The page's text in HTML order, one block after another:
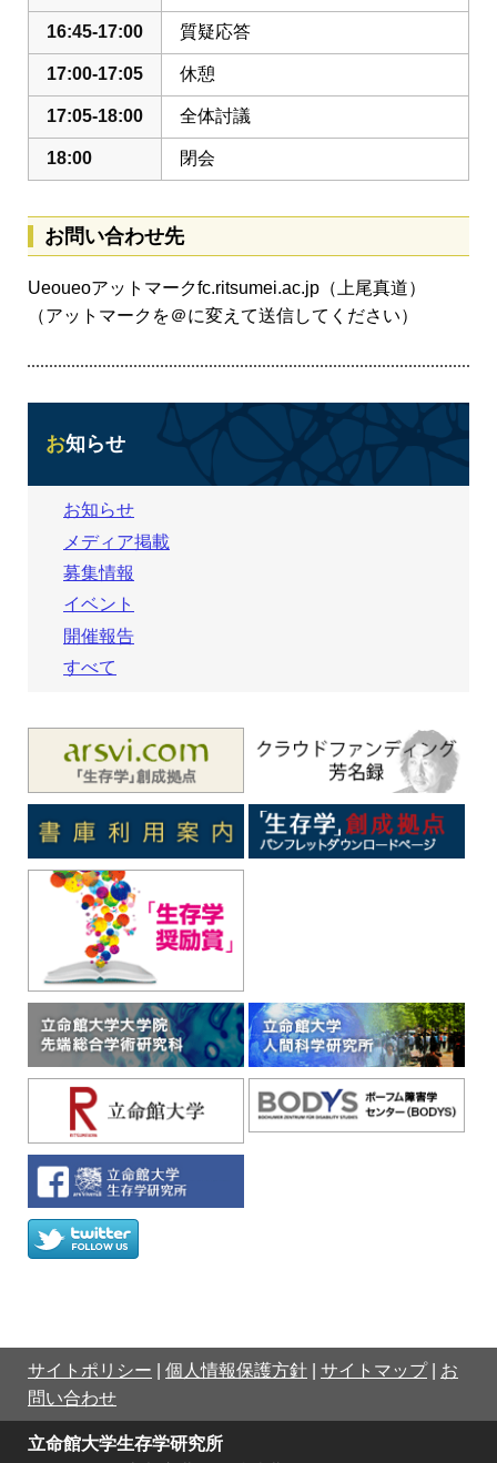
16:45-17:00 質疑応答
17:00-17:05 休憩
17:05-18:00 全体討議
18:00 閉会
お問い合わせ先
Ueoueoアットマークfc.ritsumei.ac.jp（上尾真道）
（アットマークを＠に変えて送信してください）
お知らせ
お知らせ
メディア掲載
募集情報
イベント
開催報告
すべて
サイトポリシー 個人情報保護方針 サイトマップ| お
問い合わせ
立命館大学生存学研究所